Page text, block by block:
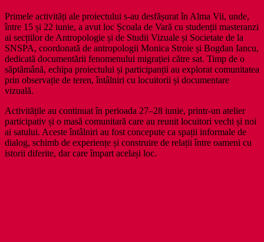
Primele activități ale proiectului s-au desfășurat în Alma Vii, unde,
între 15 și 22 iunie, a avut loc Școala de Vară cu studenții masteranzi
ai secțiilor de Antropologie și de Studii Vizuale și Societate de la
SNSPA, coordonată de antropologii Monica Stroie și Bogdan Iancu,
dedicată documentării fenomenului migrației către sat. Timp de o
săptămână, echipa proiectului și participanții au explorat comunitatea
prin observație de teren, întâlniri cu locuitorii și documentare
vizuală.
Activitățile au continuat în perioada 27–28 iunie, printr-un atelier
participativ și o masă comunitară care au reunit locuitori vechi și noi
ai satului. Aceste întâlniri au fost concepute ca spații informale de
dialog, schimb de experiențe și construire de relații între oameni cu
istorii diferite, dar care împart același loc.